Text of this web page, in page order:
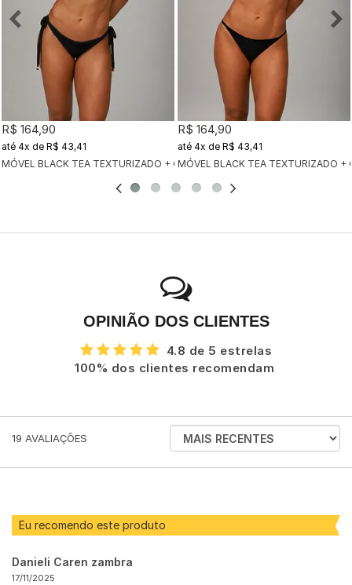
MÓVEL BLACK TEA TEXTURIZADO + CALCINHA CLÁSSICA BLACK TEA
R$ 164,90
4x de R$ 43,41
MÓVEL BLACK TEA TEXTURIZADO +
R$ 164,90
4x de R$ 43,41
OPINIÃO DOS CLIENTES
4.8 de 5 estrelas
100% dos clientes recomendam
19 AVALIAÇÕES
ORDENAR
AVALIAÇÕES
Eu recomendo este produto
Danieli Caren zambra
17/11/2025